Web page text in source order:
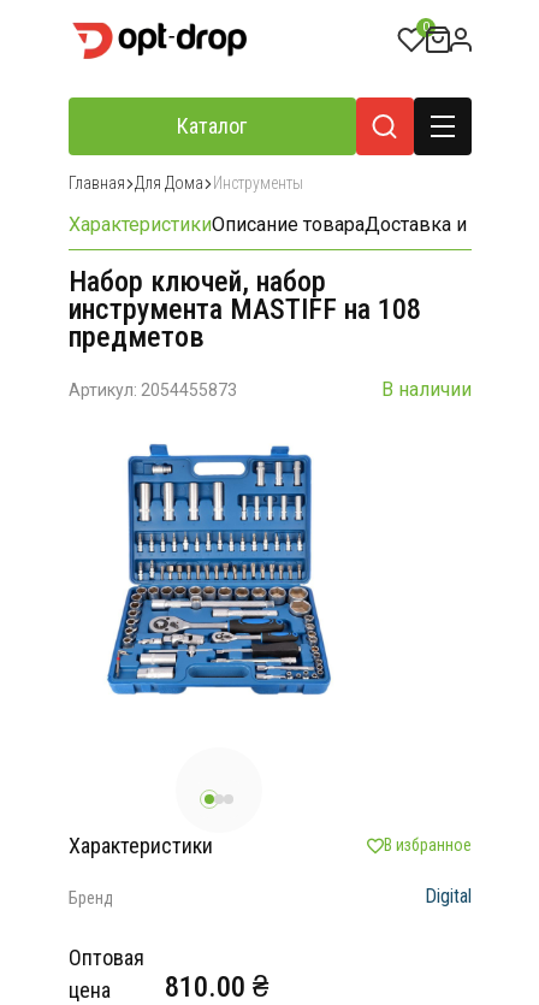
0
Каталог
Главная Для Дома Инструменты
ХарактеристикиОписание товараДоставка и оплата
Набор ключей, набор
инструмента MASTIFF на 108
предметов
Артикул: 2054455873 В наличии
Характеристики В избранное
Бренд Digital
Оптовая
цена
810.00 ₴